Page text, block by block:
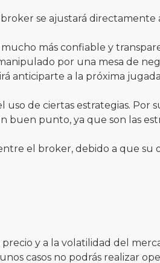
se ajustará directamente
mucho más confiable y
por una mesa de
anticiparte a la próxima
de ciertas estrategias. Por
buen punto, ya que son las
el broker, debido a que su
y a la volatilidad del
casos no podrás realizar